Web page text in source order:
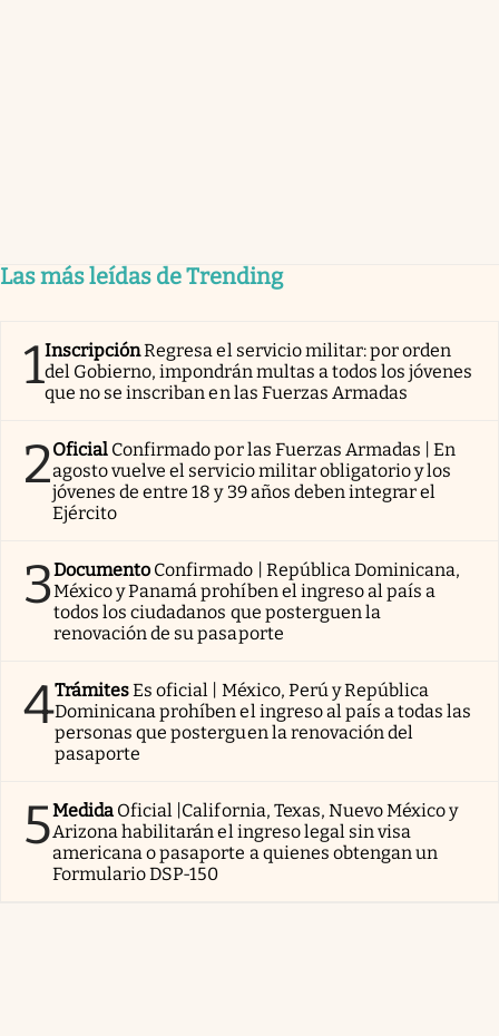
Las más leídas de Trending
1InscripciónRegresa el servicio militar: por orden
del Gobierno, impondrán multas a todos los jóvenes
que no se inscriban en las Fuerzas Armadas
2Oficial Confirmado por las Fuerzas Armadas | En
agosto vuelve el servicio militar obligatorio y los
jóvenes de entre 18 y 39 años deben integrar el
Ejército
3Documento Confirmado | República Dominicana,
México y Panamá prohíben el ingreso al país a
todos los ciudadanos que posterguen la
renovación de su pasaporte
4TrámitesEs oficial | México, Perú y República
Dominicana prohíben el ingreso al país a todas las
personas que posterguen la renovación del
pasaporte
5Medida Oficial |California, Texas, Nuevo México y
Arizona habilitarán el ingreso legal sin visa
americana o pasaporte a quienes obtengan un
Formulario DSP-150